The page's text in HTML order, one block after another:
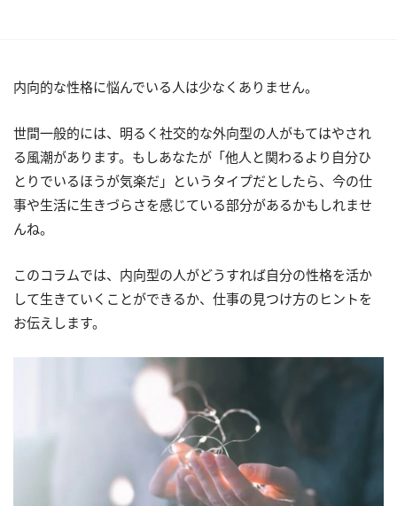
内向的な性格に悩んでいる人は少なくありません。
世間一般的には、明るく社交的な外向型の人がもてはやされ
る風潮があります。もしあなたが「他人と関わるより自分ひ
とりでいるほうが気楽だ」というタイプだとしたら、今の仕
事や生活に生きづらさを感じている部分があるかもしれませ
んね。
このコラムでは、内向型の人がどうすれば自分の性格を活か
して生きていくことができるか、仕事の見つけ方のヒントを
お伝えします。